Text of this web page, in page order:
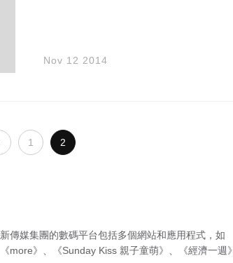
Nov 12 2014
1 2
新傳媒集團的數碼平台包括多個網站和應用程式，如
《more》
《Sunday Kiss 親子童萌》 《經濟一週》